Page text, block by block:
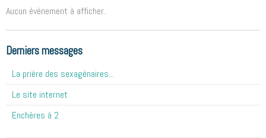
Aucun évènement à afficher.
Derniers messages
La prière des sexagénaires...
Le site internet
Enchères à 2